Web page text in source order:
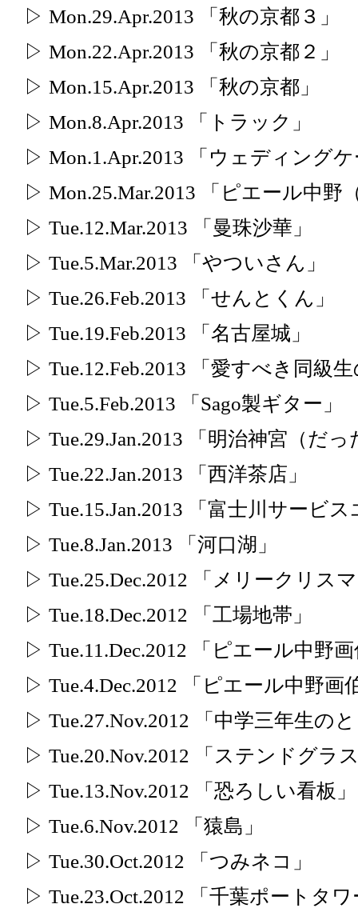
▷ Mon.29.Apr.2013 「秋の京都３」
▷ Mon.22.Apr.2013 「秋の京都２」
▷ Mon.15.Apr.2013 「秋の京都」
▷ Mon.8.Apr.2013 「トラック」
▷ Mon.1.Apr.2013 「ウェディング
▷ Mon.25.Mar.2013 「ピエール中野
▷ Tue.12.Mar.2013 「曼珠沙華」
▷ Tue.5.Mar.2013 「やついさん」
▷ Tue.26.Feb.2013 「せんとくん」
▷ Tue.19.Feb.2013 「名古屋城」
▷ Tue.12.Feb.2013 「愛すべき同級
▷ Tue.5.Feb.2013 「Sago製ギター」
▷ Tue.29.Jan.2013 「明治神宮（だ
▷ Tue.22.Jan.2013 「西洋茶店」
▷ Tue.15.Jan.2013 「富士川サービ
▷ Tue.8.Jan.2013 「河口湖」
▷ Tue.25.Dec.2012 「メリークリス
▷ Tue.18.Dec.2012 「工場地帯」
▷ Tue.11.Dec.2012 「ピエール中野
▷ Tue.4.Dec.2012 「ピエール中野画
▷ Tue.27.Nov.2012 「中学三年生の
▷ Tue.20.Nov.2012 「ステンドグラ
▷ Tue.13.Nov.2012 「恐ろしい看板」
▷ Tue.6.Nov.2012 「猿島」
▷ Tue.30.Oct.2012 「つみネコ」
▷ Tue.23.Oct.2012 「千葉ポートタ